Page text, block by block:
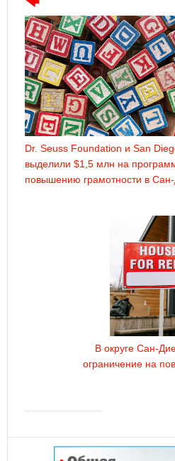
Dr. Seuss Foundation и San
выделили $1,5 млн на
повышению грамотности в
В округе Сан-
ограничение на